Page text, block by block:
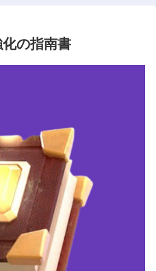
化の指南書